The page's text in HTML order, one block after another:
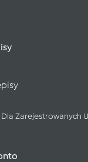
Zarejestrowanych